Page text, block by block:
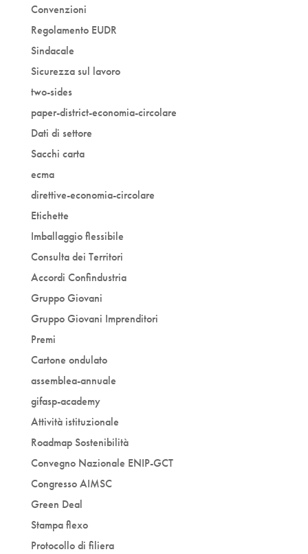
Convenzioni
Regolamento EUDR
Sindacale
Sicurezza sul lavoro
two-sides
paper-district-economia-circolare
Dati di settore
Sacchi carta
ecma
direttive-economia-circolare
Etichette
Imballaggio flessibile
Consulta dei Territori
Accordi Confindustria
Gruppo Giovani
Gruppo Giovani Imprenditori
Premi
Cartone ondulato
assemblea-annuale
gifasp-academy
Attività istituzionale
Roadmap Sostenibilità
Convegno Nazionale ENIP-GCT
Congresso AIMSC
Green Deal
Stampa flexo
Protocollo di filiera